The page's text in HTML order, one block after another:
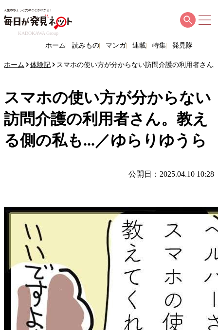
KADOKAWA Group
ホーム 読みもの マンガ 連載 特集 発見隊
ホーム 体験記 スマホの使い方が分からない訪問介護の利用者さん
スマホの使い方が分からない
訪問介護の利用者さん。教え
る側の私も...／ゆらりゆうら
公開日：2025.04.10 10:28